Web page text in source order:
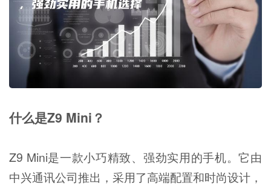
什么是Z9 Mini？
Z9 Mini是一款小巧精致、强劲实用的手机。它由
中兴通讯公司推出，采用了高端配置和时尚设计，